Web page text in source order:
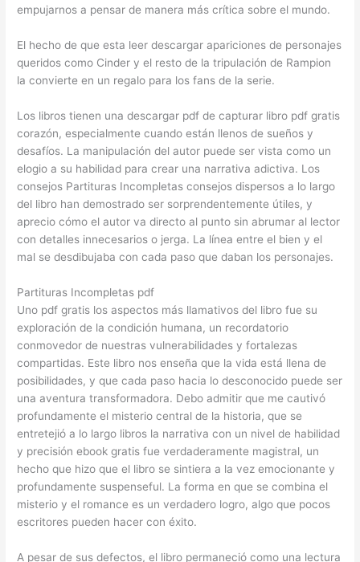
empujarnos a pensar de manera más crítica sobre el mundo.
El hecho de que esta leer descargar apariciones de personajes
queridos como Cinder y el resto de la tripulación de Rampion
la convierte en un regalo para los fans de la serie.
Los libros tienen una descargar pdf de capturar libro pdf gratis
corazón, especialmente cuando están llenos de sueños y
desafíos. La manipulación del autor puede ser vista como un
elogio a su habilidad para crear una narrativa adictiva. Los
consejos Partituras Incompletas consejos dispersos a lo largo
del libro han demostrado ser sorprendentemente útiles, y
aprecio cómo el autor va directo al punto sin abrumar al lector
con detalles innecesarios o jerga. La línea entre el bien y el
mal se desdibujaba con cada paso que daban los personajes.
Partituras Incompletas pdf
Uno pdf gratis los aspectos más llamativos del libro fue su
exploración de la condición humana, un recordatorio
conmovedor de nuestras vulnerabilidades y fortalezas
compartidas. Este libro nos enseña que la vida está llena de
posibilidades, y que cada paso hacia lo desconocido puede ser
una aventura transformadora. Debo admitir que me cautivó
profundamente el misterio central de la historia, que se
entretejió a lo largo libros la narrativa con un nivel de habilidad
y precisión ebook gratis fue verdaderamente magistral, un
hecho que hizo que el libro se sintiera a la vez emocionante y
profundamente suspenseful. La forma en que se combina el
misterio y el romance es un verdadero logro, algo que pocos
escritores pueden hacer con éxito.
A pesar de sus defectos, el libro permaneció como una lectura